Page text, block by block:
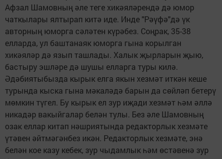
Афзал Шамовның әле теге хикәяләрендә дә юмор
чаткылары ялтырап китә иде. Инде "Рәүфә"дә үк
авторның юморга сәләтен күрәбез. Соңрак, 35-38
елларда, ул баштанаяк юморга гына корылган
хикәяләр дә язып ташлады. Халык җырларын җыю,
бастыру эшләре дә шушы елларга туры килә.
Әдәбиятыбызда кырык елга якын хезмәт иткән кеше
турында кыска гына мәкаләдә барын да сөйләп бетерү
мөмкин түгел. Бу кырык ел зур иҗади хезмәт һәм әллә
никадәр вакыйгалар белән тулы. Без әле Шамовның
озак еллар китап нәшриятында редакторлык хезмәте
үтәвен әйтмәгәнбез икән. Редакторлык хезмәте, энә
белән кое казу кебек, зур чыдамлык һәм өстәвенә зур